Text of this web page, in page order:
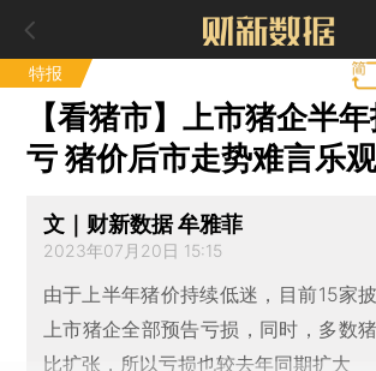
特报
【看猪市】上市猪企半
亏 猪价后市走势难言乐
文｜财新数据 牟雅菲
2023年07月20日 15:15
由于上半年猪价持续低迷，目前15家
上市猪企全部预告亏损，同时，多数
比扩张，所以亏损也较去年同期扩大